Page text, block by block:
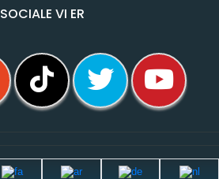
SOCIALE VI ER